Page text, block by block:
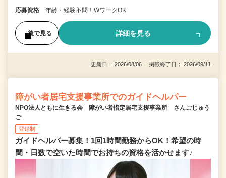
応募資格 年齢・経験不問！WワークOK
後で見る 詳細を見る
更新日： 2026/08/06 掲載終了日： 2026/09/11
障がい者居宅支援事業所でのガイドヘルパー
NPO法人ともに生きる会 障がい者指定居宅支援事業所 さんごじゅう
ご
登録制
ガイドヘルパー募集！1回1時間勤務からOK！希望の時
間・日数で空いた時間でお持ちの資格を活かせます♪